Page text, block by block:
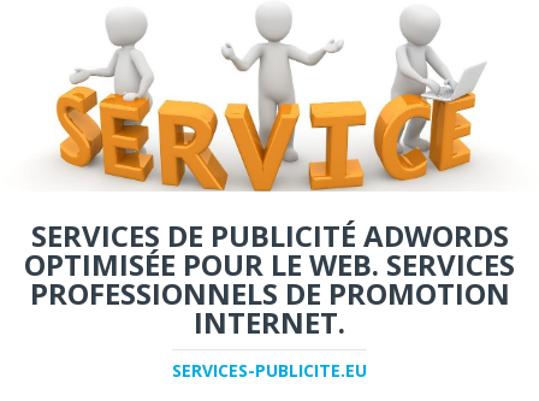
SERVICES DE PUBLICITÉ ADWORDS
OPTIMISÉE POUR LE WEB. SERVICES
PROFESSIONNELS DE PROMOTION
INTERNET.
SERVICES-PUBLICITE.EU